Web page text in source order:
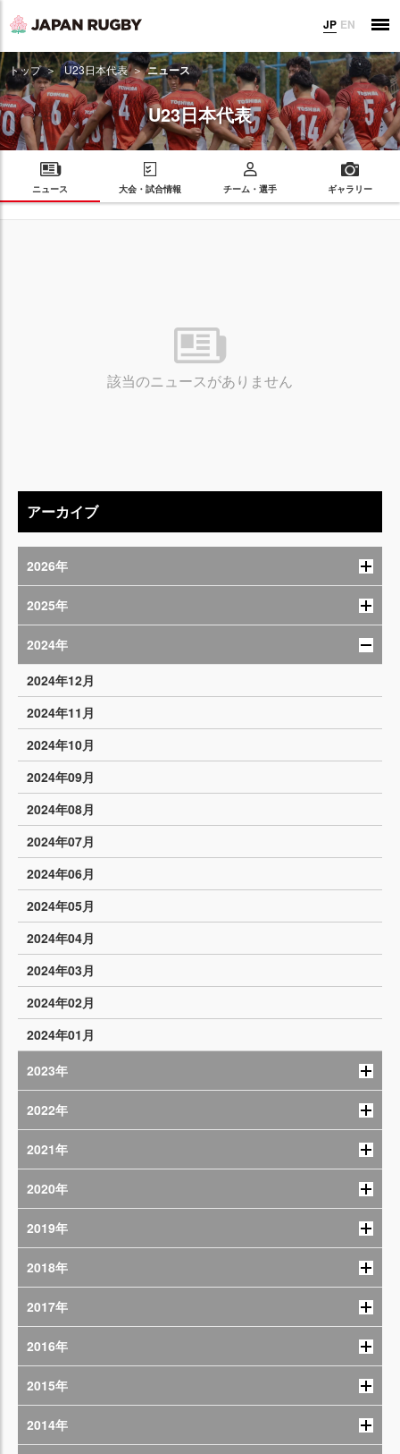
JP EN
トップ U23日本代表 ニュース
U23日本代表
ニュース 大会・試合情報 チーム・選手 ギャラリー
該当のニュースがありません
アーカイブ
2026年
2025年
2024年
2024年12月
2024年11月
2024年10月
2024年09月
2024年08月
2024年07月
2024年06月
2024年05月
2024年04月
2024年03月
2024年02月
2024年01月
2023年
2022年
2021年
2020年
2019年
2018年
2017年
2016年
2015年
2014年